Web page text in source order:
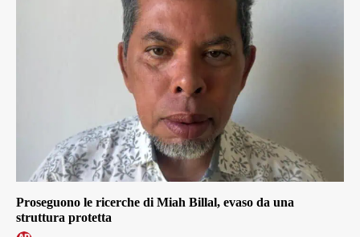
Proseguono le ricerche di Miah Billal, evaso da una
struttura protetta